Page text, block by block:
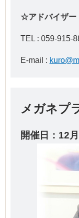
☆アドバイザー
TEL : 059-915-
E-mail :
メガネ
開催日：12